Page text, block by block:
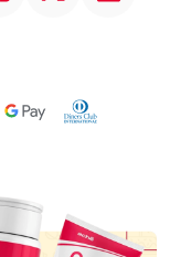
Google PayDiners Club